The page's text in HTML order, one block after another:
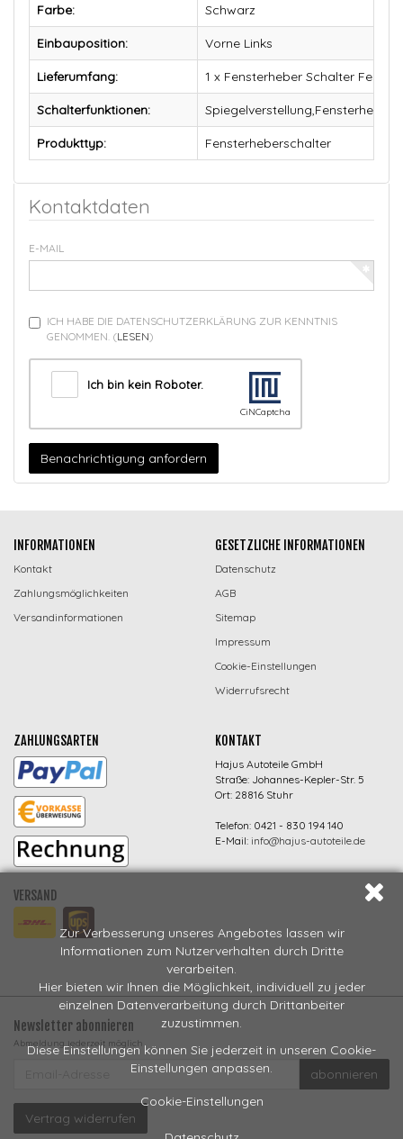
Zur Verbesserung unseres Angebotes lassen wir
Informationen zum Nutzerverhalten durch Dritte
verarbeiten.
Hier bieten wir Ihnen die Möglichkeit, individuell zu jeder
einzelnen Datenverarbeitung durch Drittanbeiter
zuzustimmen.
Diese Einstellungen können Sie jederzeit in unseren Cookie-
Einstellungen anpassen.
Cookie-Einstellungen
Farbe: Schwarz
Einbauposition: Vorne Links
Lieferumfang: 1 x Fensterheber Schalter
Schalterfunktionen: Spiegelverstellung,Fensterheber
Produkttyp: Fensterheberschalter
Kontaktdaten
E-MAIL
ICH HABE DIE DATENSCHUTZERKLÄRUNG ZUR KENNTNIS
GENOMMEN. (LESEN)
Ich bin kein Roboter.
CiNCaptcha
Benachrichtigung anfordern
INFORMATIONEN
Kontakt
Zahlungsmöglichkeiten
Versandinformationen
GESETZLICHE INFORMATIONEN
Datenschutz
AGB
Sitemap
Impressum
Cookie-Einstellungen
Widerrufsrecht
ZAHLUNGSARTEN
VERSAND
KONTAKT
Hajus Autoteile GmbH
Straße: Johannes-Kepler-Str. 5
Ort: 28816 Stuhr
Telefon: 0421 - 830 194 140
E-Mail: info@hajus-autoteile.de
Newsletter abonnieren
Abmeldung jederzeit möglich
abonnieren
Vertrag widerrufen